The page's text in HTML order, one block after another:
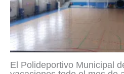
El Polideportivo Municipal